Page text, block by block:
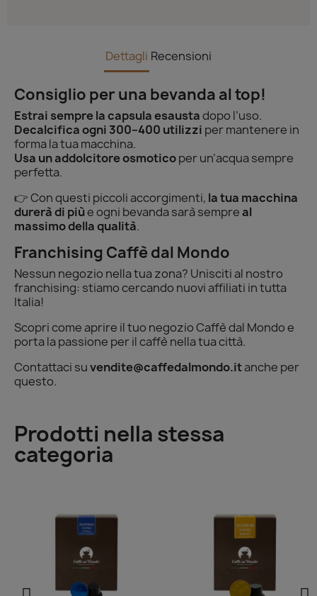
Dettagli Recensioni
Consiglio per una bevanda al top!
Estrai sempre la capsula esaustadopo l’uso.
Decalcifica ogni 300–400 utilizzi per mantenere in
forma la tua macchina.
Usa un addolcitore osmoticoper un’acqua sempre
perfetta.
👉 Con questi piccoli accorgimenti, la tua macchina
durerà di piùe ogni bevanda sarà sempreal
massimo della qualità.
Franchising Caffè dal Mondo
Nessun negozio nella tua zona? Unisciti al nostro
franchising: stiamo cercando nuovi affiliati in tutta
Italia!
Scopri come aprire il tuo negozio Caffè dal Mondo e
porta la passione per il caffè nella tua città.
Contattaci suvendite@caffedalmondo.itanche per
questo.
Prodotti nella stessa
categoria